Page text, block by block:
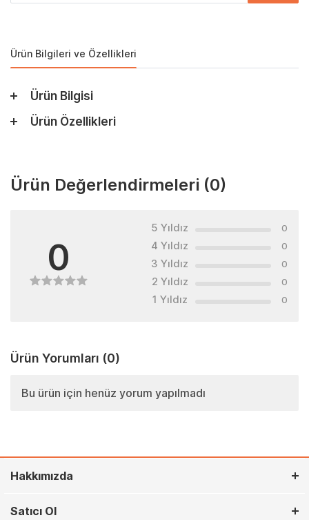
Ürün Bilgileri ve Özellikleri
Ürün Bilgisi
Ürün Özellikleri
Ürün Değerlendirmeleri (0)
0
5 Yıldız 0
4 Yıldız 0
3 Yıldız 0
2 Yıldız 0
1 Yıldız 0
Ürün Yorumları (0)
Bu ürün için henüz yorum yapılmadı
Hakkımızda
Satıcı Ol